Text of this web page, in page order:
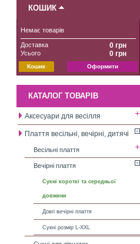
КОШИК
Немає товарів
Доставка 0 грн
Усього 0 грн
Кошик Оформити
КАТАЛОГ ТОВАРІВ
Аксесуари для весілля
Плаття весільні, вечірні, дитячі
Весільні плаття
Вечірні плаття
Сукні короткі та середньої
довжини
Довгі вечірні плаття
Сукні розмір L-XXL